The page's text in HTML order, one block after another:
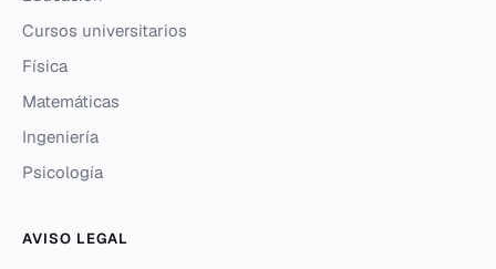
Cursos universitarios
Física
Matemáticas
Ingeniería
Psicología
AVISO LEGAL